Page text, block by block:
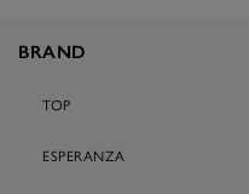
BRAND
TOP
ESPERANZA